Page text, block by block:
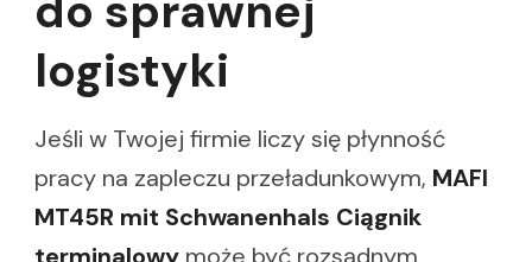
logistyki
Jeśli w Twojej firmie liczy się płynność
pracy na zapleczu przeładunkowym, MAFI
MT45R mit Schwanenhals Ciągnik